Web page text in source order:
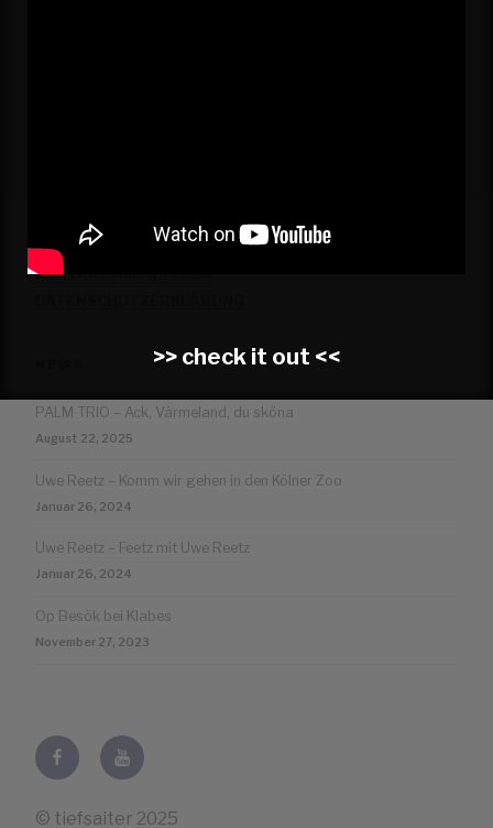
KONTAKT | IMPRESSUM
PALM TRIO – Ack, Värmeland, du sköna
August 22, 2025
Uwe Reetz – Komm wir gehen in den Kölner Zoo
Januar 26, 2024
Uwe Reetz – Feetz mit Uwe Reetz
Januar 26, 2024
Op Besök bei Klabes
November 27, 2023
FacebookYoutube
© tiefsaiter 2025
>> check it out <<